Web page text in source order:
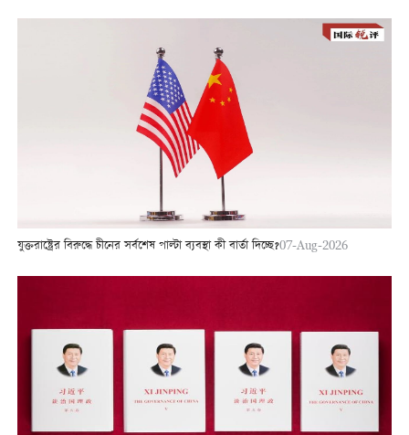
যুক্তরাষ্ট্রের বিরুদ্ধে চীনের সর্বশেষ পাল্টা ব্যবস্থা কী বার্তা দিচ্ছে?07-Aug-2026